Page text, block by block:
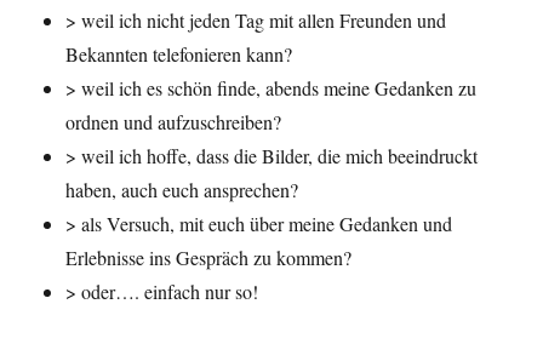
> weil ich nicht jeden Tag mit allen Freunden und
Bekannten telefonieren kann?
> weil ich es schön finde, abends meine Gedanken zu
ordnen und aufzuschreiben?
> weil ich hoffe, dass die Bilder, die mich beeindruckt
haben, auch euch ansprechen?
> als Versuch, mit euch über meine Gedanken und
Erlebnisse ins Gespräch zu kommen?
> oder…. einfach nur so!